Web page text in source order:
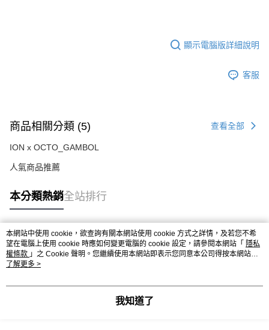
顯示電腦版詳細說明
客服
商品相關分類 (5) 查看全部
ION x OCTO_GAMBOL
人氣商品推薦
本分類熱銷全站排行
熱門標籤
本網站中使用 cookie，欲查詢有關本網站使用 cookie 方式之詳情，及若您不希
望在電腦上使用 cookie 時應如何變更電腦的 cookie 設定，請參閱本網站「 隱私
權條款 」之 Cookie 聲明。您繼續使用本網站即表示您同意本公司得按本網站使
用條款之 Cookie 聲明使用 cookie。
了解更多 >
我知道了